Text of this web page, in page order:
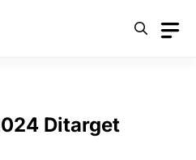
Ditarget